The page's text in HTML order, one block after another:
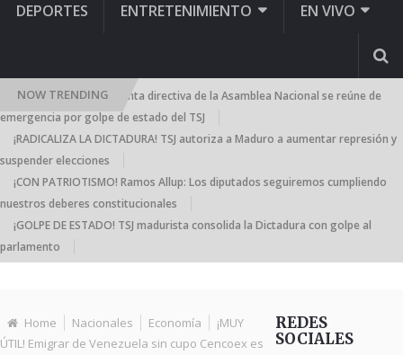
DEPORTES ENTRETENIMIENTO EN VIVO
NOW TRENDING
¡AN CONTRAATACA! Junta directiva de la Asamblea Nacional se reúne de
emergencia por golpe de estado del TSJ
¡RADICALIZA LA DICTADURA! TSJ autoriza a Maduro a aumentar represión y
suspender elecciones
¡CON PATRIOTISMO! Ramos Allup: Los diputados seguiremos cumpliendo
nuestros deberes constitucionales
¡GOLPE DE ESTADO! TSJ madurista consolida la Dictadura con golpe al
parlamento
Home Nacionales Economía
¡MUY
ÚTIL! Emigrar de Venezuela sin cupo Cencoex es
REDES
SOCIALES